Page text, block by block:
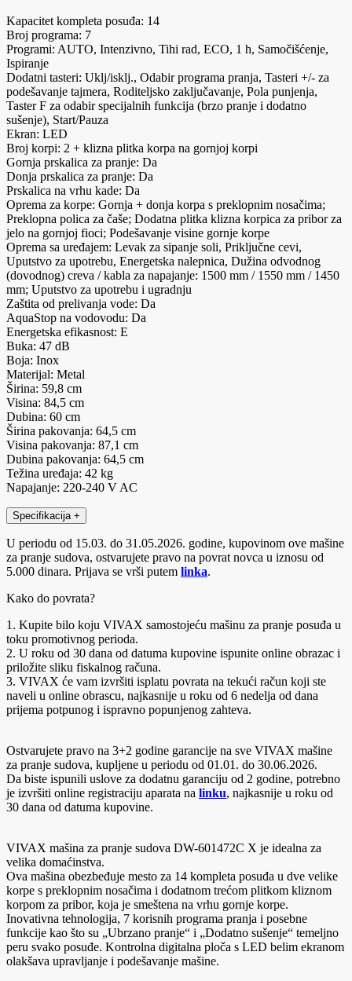
Kapacitet kompleta posuđa: 14
Broj programa: 7
Programi: AUTO, Intenzivno, Tihi rad, ECO, 1 h, Samočišćenje,
Ispiranje
Dodatni tasteri: Uklj/isklj., Odabir programa pranja, Tasteri +/- za
podešavanje tajmera, Roditeljsko zaključavanje, Pola punjenja,
Taster F za odabir specijalnih funkcija (brzo pranje i dodatno
sušenje), Start/Pauza
Ekran: LED
Broj korpi: 2 + klizna plitka korpa na gornjoj korpi
Gornja prskalica za pranje: Da
Donja prskalica za pranje: Da
Prskalica na vrhu kade: Da
Oprema za korpe: Gornja + donja korpa s preklopnim nosačima;
Preklopna polica za čaše; Dodatna plitka klizna korpica za pribor za
jelo na gornjoj fioci; Podešavanje visine gornje korpe
Oprema sa uređajem: Levak za sipanje soli, Priključne cevi,
Uputstvo za upotrebu, Energetska nalepnica, Dužina odvodnog
(dovodnog) creva / kabla za napajanje: 1500 mm / 1550 mm / 1450
mm; Uputstvo za upotrebu i ugradnju
Zaštita od prelivanja vode: Da
AquaStop na vodovodu: Da
Energetska efikasnost: E
Buka: 47 dB
Boja: Inox
Materijal: Metal
Širina: 59,8 cm
Visina: 84,5 cm
Dubina: 60 cm
Širina pakovanja: 64,5 cm
Visina pakovanja: 87,1 cm
Dubina pakovanja: 64,5 cm
Težina uređaja: 42 kg
Napajanje: 220-240 V AC
Specifikacija +
U periodu od 15.03. do 31.05.2026. godine, kupovinom ove mašine
za pranje sudova, ostvarujete pravo na povrat novca u iznosu od
5.000 dinara. Prijava se vrši putem linka.
Kako do povrata?
1. Kupite bilo koju VIVAX samostojeću mašinu za pranje posuđa u
toku promotivnog perioda.
2. U roku od 30 dana od datuma kupovine ispunite online obrazac i
priložite sliku fiskalnog računa.
3. VIVAX će vam izvršiti isplatu povrata na tekući račun koji ste
naveli u online obrascu, najkasnije u roku od 6 nedelja od dana
prijema potpunog i ispravno popunjenog zahteva.
Ostvarujete pravo na 3+2 godine garancije na sve VIVAX mašine
za pranje sudova, kupljene u periodu od 01.01. do 30.06.2026.
Da biste ispunili uslove za dodatnu garanciju od 2 godine, potrebno
je izvršiti online registraciju aparata na linku, najkasnije u roku od
30 dana od datuma kupovine.
VIVAX mašina za pranje sudova DW-601472C X je idealna za
velika domaćinstva.
Ova mašina obezbeđuje mesto za 14 kompleta posuđa u dve velike
korpe s preklopnim nosačima i dodatnom trećom plitkom kliznom
korpom za pribor, koja je smeštena na vrhu gornje korpe.
Inovativna tehnologija, 7 korisnih programa pranja i posebne
funkcije kao što su „Ubrzano pranje“ i „Dodatno sušenje“ temeljno
peru svako posuđe. Kontrolna digitalna ploča s LED belim ekranom
olakšava upravljanje i podešavanje mašine.